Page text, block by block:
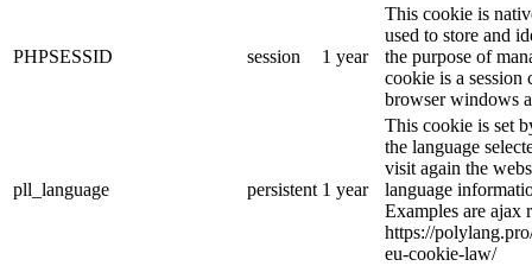
PHPSESSID session 1 year
This cookie is
used to store and
the purpose of
cookie is a session
browser windows
pll_language persistent 1 year
This cookie is set
the language
visit again the
language
Examples are ajax
https://
eu-cookie-law/